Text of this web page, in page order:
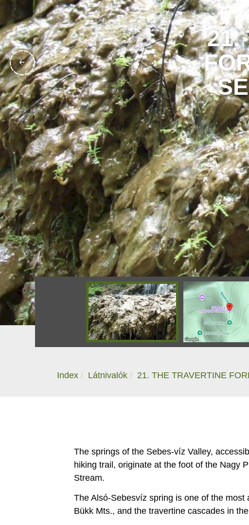
21.
Index Látnivalók 21. THE TRAVERTINE
The springs of the Sebes-víz Valley,
hiking trail, originate at the foot of the Nagy
Stream.
The Alsó-Sebesvíz spring is one of the
Bükk Mts., and the travertine cascades in